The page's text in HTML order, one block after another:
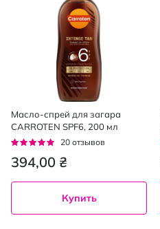
Масло-спрей для загара
CARROTEN SPF6, 200 мл
Рейтинг:
20 отзывов
394,00 ₴
Купить